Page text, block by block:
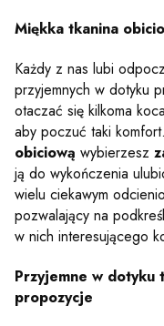
Miękka tkanina
Każdy z nas lubi
przyjemnych w dotyku
otaczać się kilkoma
aby poczuć taki
obiciową wybierzesz
ją do wykończenia
wielu ciekawym
pozwalający na
w nich interesującego
Przyjemne w
propozycje